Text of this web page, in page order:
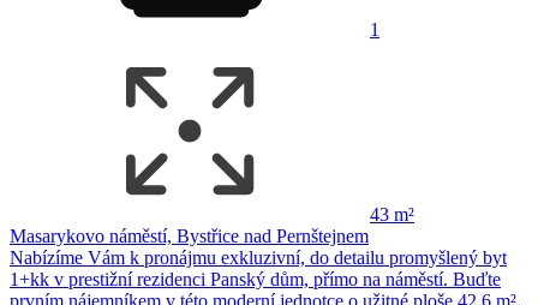
1
43 m²
Masarykovo náměstí, Bystřice nad Pernštejnem
Nabízíme Vám k pronájmu exkluzivní, do detailu promyšlený byt
1+kk v prestižní rezidenci Panský dům, přímo na náměstí. Buďte
prvním nájemníkem v této moderní jednotce o užitné ploše 42.6 m²,